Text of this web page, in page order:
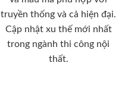
truyền thống và cả hiện đại.
Cập nhật xu thế mới nhất
trong ngành thi công nội
thất.